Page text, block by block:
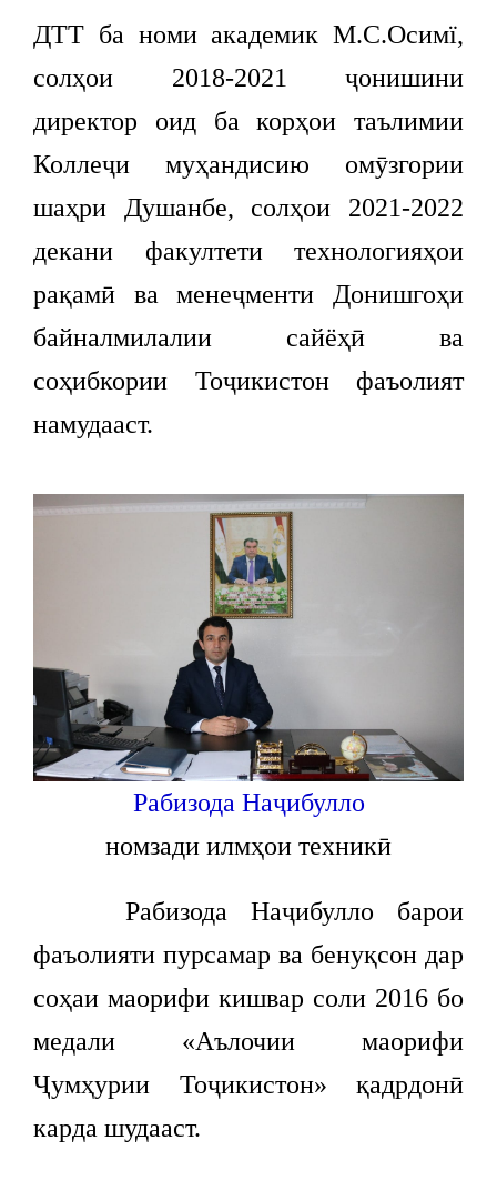
ДТТ ба номи академик М.С.Осимї,
солҳои 2018-2021 ҷонишини
директор оид ба корҳои таълимии
Коллеҷи муҳандисию омӯзгории
шаҳри Душанбе, солҳои 2021-2022
декани факултети технологияҳои
рақамӣ ва менеҷменти Донишгоҳи
байналмилалии сайёҳӣ ва
соҳибкории Тоҷикистон фаъолият
намудааст.
Рабизода Наҷибулло
номзади илмҳои техникӣ
Рабизода Наҷибулло барои
фаъолияти пурсамар ва бенуқсон дар
соҳаи маорифи кишвар соли 2016 бо
медали «Аълочии маорифи
Ҷумҳурии Тоҷикистон» қадрдонӣ
карда шудааст.